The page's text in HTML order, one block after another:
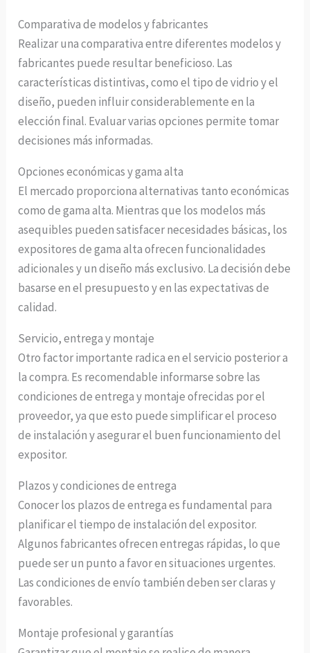
Comparativa de modelos y fabricantes
Realizar una comparativa entre diferentes modelos y
fabricantes puede resultar beneficioso. Las
características distintivas, como el tipo de vidrio y el
diseño, pueden influir considerablemente en la
elección final. Evaluar varias opciones permite tomar
decisiones más informadas.
Opciones económicas y gama alta
El mercado proporciona alternativas tanto económicas
como de gama alta. Mientras que los modelos más
asequibles pueden satisfacer necesidades básicas, los
expositores de gama alta ofrecen funcionalidades
adicionales y un diseño más exclusivo. La decisión debe
basarse en el presupuesto y en las expectativas de
calidad.
Servicio, entrega y montaje
Otro factor importante radica en el servicio posterior a
la compra. Es recomendable informarse sobre las
condiciones de entrega y montaje ofrecidas por el
proveedor, ya que esto puede simplificar el proceso
de instalación y asegurar el buen funcionamiento del
expositor.
Plazos y condiciones de entrega
Conocer los plazos de entrega es fundamental para
planificar el tiempo de instalación del expositor.
Algunos fabricantes ofrecen entregas rápidas, lo que
puede ser un punto a favor en situaciones urgentes.
Las condiciones de envío también deben ser claras y
favorables.
Montaje profesional y garantías